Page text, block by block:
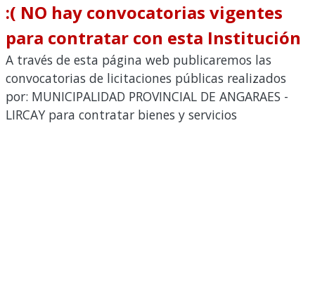
:( NO hay convocatorias vigentes
para contratar con esta Institución
A través de esta página web publicaremos las
convocatorias de licitaciones públicas realizados
por: MUNICIPALIDAD PROVINCIAL DE ANGARAES -
LIRCAY para contratar bienes y servicios